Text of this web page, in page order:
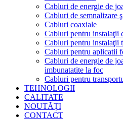
Cabluri de energie de
Cabluri de semnalizare
Cabluri coaxiale
Cabluri pentru instalaţii
Cabluri pentru instalaţii
Cabluri pentru aplicatii
Cabluri de energie de
imbunatatite la foc
Cabluri pentru
TEHNOLOGII
CALITATE
NOUTĂȚI
CONTACT